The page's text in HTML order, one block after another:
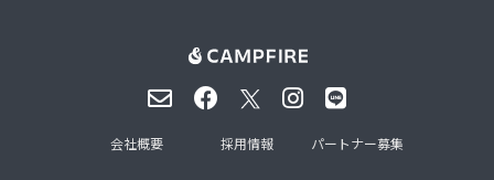
会社概要 採用情報 パートナー募集